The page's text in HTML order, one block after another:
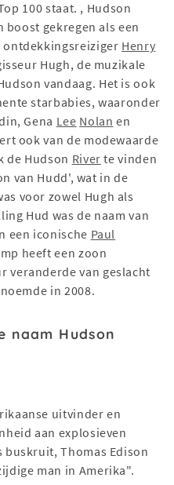
100 staat. , Hudson
gekregen als een
ontdekkingsreiziger Henry
Hugh, de muzikale
vandaag. Het is ook
starbabies, waaronder
Gena Lee Nolan en
ook van de modewaarde
de Hudson River te vinden
van Hudd', wat in de
voor zowel Hugh als
Hud was de naam van
een iconische Paul
heeft een zoon
veranderde van geslacht
in 2008.
naam Hudson
uitvinder en
aan explosieven
Thomas Edison
man in Amerika".